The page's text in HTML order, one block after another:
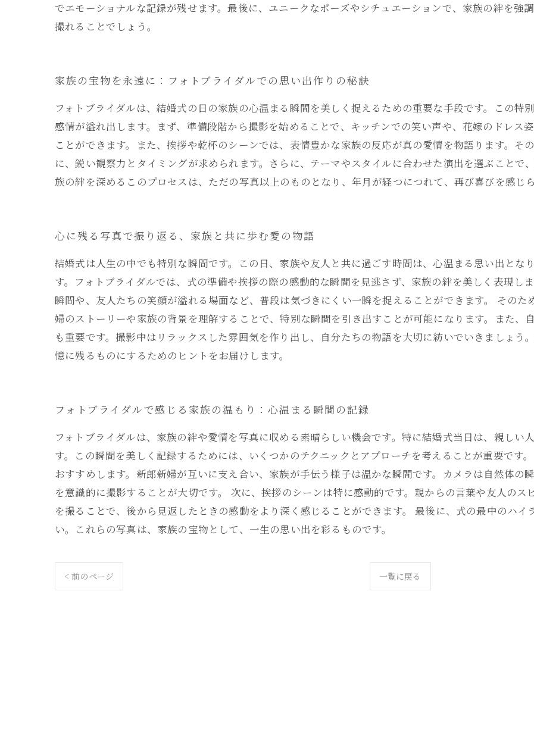
でエモーショナルな記録が残せます。最後に、ユニークなポーズやシチュエーションで、家族の絆を強
撮れることでしょう。
家族の宝物を永遠に：フォトブライダルでの思い出作りの秘訣
フォトブライダルは、結婚式の日の家族の心温まる瞬間を美しく捉えるための重要な手段です。この特
感情が溢れ出します。まず、準備段階から撮影を始めることで、キッチンでの笑い声や、花嫁のドレス
ことができます。また、挨拶や乾杯のシーンでは、表情豊かな家族の反応が真の愛情を物語ります。そ
に、鋭い観察力とタイミングが求められます。さらに、テーマやスタイルに合わせた演出を選ぶことで
族の絆を深めるこのプロセスは、ただの写真以上のものとなり、年月が経つにつれて、再び喜びを感じ
心に残る写真で振り返る、家族と共に歩む愛の物語
結婚式は人生の中でも特別な瞬間です。この日、家族や友人と共に過ごす時間は、心温まる思い出とな
す。フォトブライダルでは、式の準備や挨拶の際の感動的な瞬間を見逃さず、家族の絆を美しく表現し
瞬間や、友人たちの笑顔が溢れる場面など、普段は気づきにくい一瞬を捉えることができます。 その
婦のストーリーや家族の背景を理解することで、特別な瞬間を引き出すことが可能になります。また、
も重要です。撮影中はリラックスした雰囲気を作り出し、自分たちの物語を大切に紡いでいきましょう
憶に残るものにするためのヒントをお届けします。
フォトブライダルで感じる家族の温もり：心温まる瞬間の記録
フォトブライダルは、家族の絆や愛情を写真に収める素晴らしい機会です。特に結婚式当日は、親しい
す。この瞬間を美しく記録するためには、いくつかのテクニックとアプローチを考えることが重要です
おすすめします。新郎新婦が互いに支え合い、家族が手伝う様子は温かな瞬間です。カメラは自然体の
を意識的に撮影することが大切です。 次に、挨拶のシーンは特に感動的です。親からの言葉や友人の
を撮ることで、後から見返したときの感動をより深く感じることができます。 最後に、式の最中のハ
い。これらの写真は、家族の宝物として、一生の思い出を彩るものです。
< 前のページ 一覧に戻る